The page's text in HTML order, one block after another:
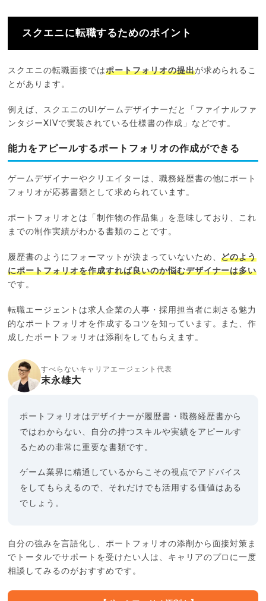
スクエニに転職するためのポイント
スクエニの転職面接ではポートフォリオの提出が求められるこ
とがあります。
例えば、スクエニのUIゲームデザイナーだと「ファイナルファ
ンタジーXIVで実装されている仕様書の作成」などです。
能力をアピールするポートフォリオの作成ができる
ゲームデザイナーやクリエイターは、職務経歴書の他にポート
フォリオが応募書類として求められています。
ポートフォリオとは「制作物の作品集」を意味しており、これ
までの制作実績がわかる書類のことです。
履歴書のようにフォーマットが決まっていないため、どのよう
にポートフォリオを作成すれば良いのか悩むデザイナーは多い
です。
転職エージェントは求人企業の人事・採用担当者に刺さる魅力
的なポートフォリオを作成するコツを知っています。また、作
成したポートフォリオは添削をしてもらえます。
すべらないキャリアエージェント代表
末永雄大
ポートフォリオはデザイナーが履歴書・職務経歴書から
ではわからない、自分の持つスキルや実績をアピールす
るための非常に重要な書類です。
ゲーム業界に精通しているからこその視点でアドバイス
をしてもらえるので、それだけでも活用する価値はある
でしょう。
自分の強みを言語化し、ポートフォリオの添削から面接対策ま
でトータルでサポートを受けたい人は、キャリアのプロに一度
相談してみるのがおすすめです。